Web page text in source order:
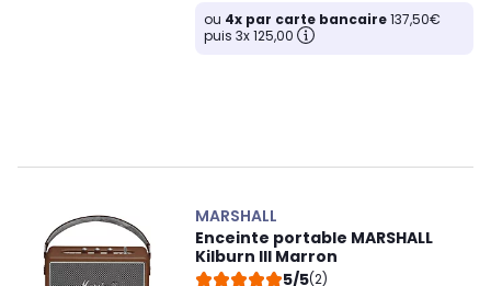
ou 4x par carte bancaire137,50€
puis 3x 125,00
MARSHALL
Enceinte portable MARSHALL
Kilburn III Marron
5/5(2)